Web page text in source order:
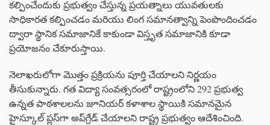
కల్పించేందుకు ప్రభుత్వం చేస్తున్న ప్రయత్నాలు యువతులకు
సాధికారత కల్పించడం మరియు లింగ సమానత్వాన్ని పెంపొందించడం
ద్వారా స్థానిక సమాజానికే కాకుండా విస్తృత సమాజానికి కూడా
ప్రయోజనం చేకూరుస్తాయి.
నెలాఖరులోగా మొత్తం ప్రక్రియను పూర్తి చేయాలని నిర్ణయం
తీసుకున్నారు. గత విద్యా సంవత్సరంలో రాష్ట్రంలోని 292 ప్రభుత్వ
ఉన్నత పాఠశాలలను జూనియర్ కళాశాల స్థాయికి సమానమైన
హైస్కూల్ ప్లస్‌గా అప్‌గ్రేడ్ చేయాలని రాష్ట్ర ప్రభుత్వం ఆదేశించింది.